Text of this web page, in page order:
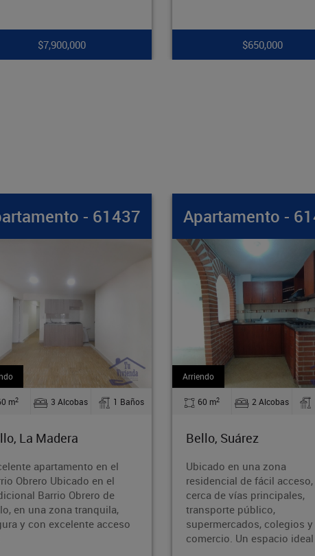
$650,000 $265,000,000
Apartamento - 61436
Arriendo
60 m2 2 Alcobas 1 Baños
Bello, Suárez
Ubicado en una zona
residencial de fácil acceso,
cerca de vías principales,
transporte público,
supermercados, colegios y
Apartamento -
Arriendo
110 m2 2 Alcobas
Bello, Barrio Nuevo
¡Oportunidad en Barrio
Bello!¿Buscas un
amplio, bien ubicado y
potencial? ¡Esta es tu
oportunidad! Área: 110
Ubicación: Ba